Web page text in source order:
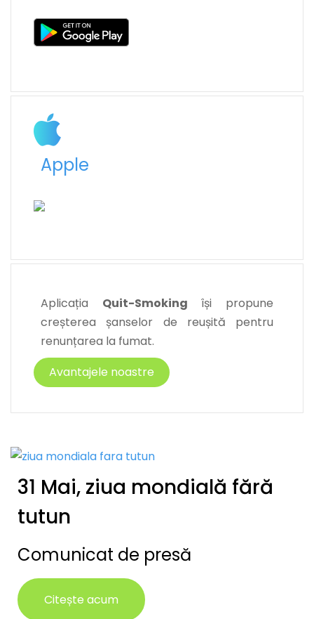
Apple
Aplicația Quit-Smoking își propune
creșterea șanselor de reușită pentru
renunțarea la fumat.
Avantajele noastre
31 Mai, ziua mondială fără
tutun
Comunicat de presă
Citește acum